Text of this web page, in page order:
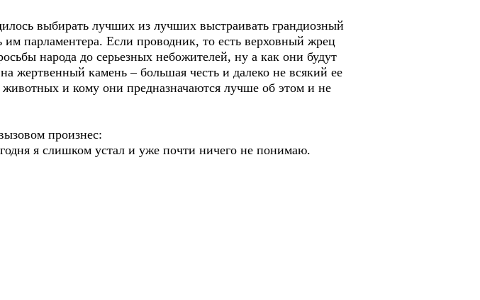
выбирать лучших из лучших выстраивать грандиозный
парламентера. Если проводник, то есть верховный жрец
народа до серьезных небожителей, ну а как они будут
жертвенный камень – большая честь и далеко не всякий ее
и кому они предназначаются лучше об этом и не
произнес:
я слишком устал и уже почти ничего не понимаю.